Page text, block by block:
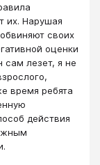
их. Нарушая
своих
оценки
сам лезет, я не
время ребята
действия